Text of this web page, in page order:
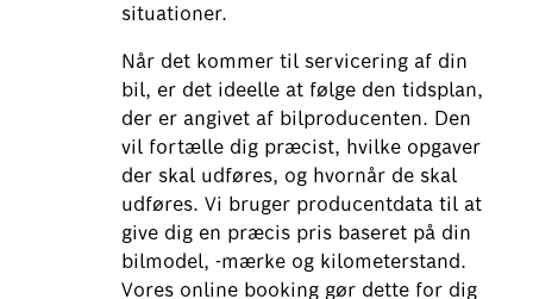
situationer.
Når det kommer til servicering af din
bil, er det ideelle at følge den tidsplan,
der er angivet af bilproducenten. Den
vil fortælle dig præcist, hvilke opgaver
der skal udføres, og hvornår de skal
udføres. Vi bruger producentdata til at
give dig en præcis pris baseret på din
bilmodel, -mærke og kilometerstand.
Vores online booking gør dette for dig